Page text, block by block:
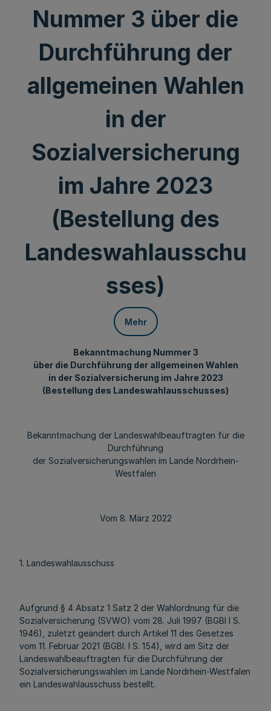
Nummer 3 über die
Durchführung der
allgemeinen Wahlen
in der
Sozialversicherung
im Jahre 2023
(Bestellung des
Landeswahlausschu
sses)
Mehr
Bekanntmachung Nummer 3
über die Durchführung der allgemeinen Wahlen
in der Sozialversicherung im Jahre 2023
(Bestellung des Landeswahlausschusses)
Bekanntmachung der Landeswahlbeauftragten für die
Durchführung
der Sozialversicherungswahlen im Lande Nordrhein-
Westfalen
Vom 8. März 2022
1. Landeswahlausschuss
Aufgrund § 4 Absatz 1 Satz 2 der Wahlordnung für die
Sozialversicherung (SVWO) vom 28. Juli 1997 (BGBl I S.
1946), zuletzt geändert durch Artikel 11 des Gesetzes
vom 11. Februar 2021 (BGBl. I S. 154), wird am Sitz der
Landeswahlbeauftragten für die Durchführung der
Sozialversicherungswahlen im Lande Nordrhein-Westfalen
ein Landeswahlausschuss bestellt.